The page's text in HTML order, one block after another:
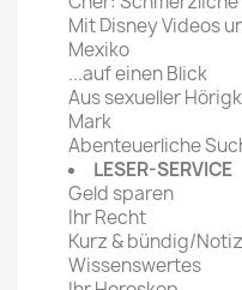
Mit Disney Videos
Mexiko
...auf einen Blick
Aus sexueller
Mark
Abenteuerliche
LESER-SERVICE
Geld sparen
Ihr Recht
Kurz & bündig/
Wissenswertes